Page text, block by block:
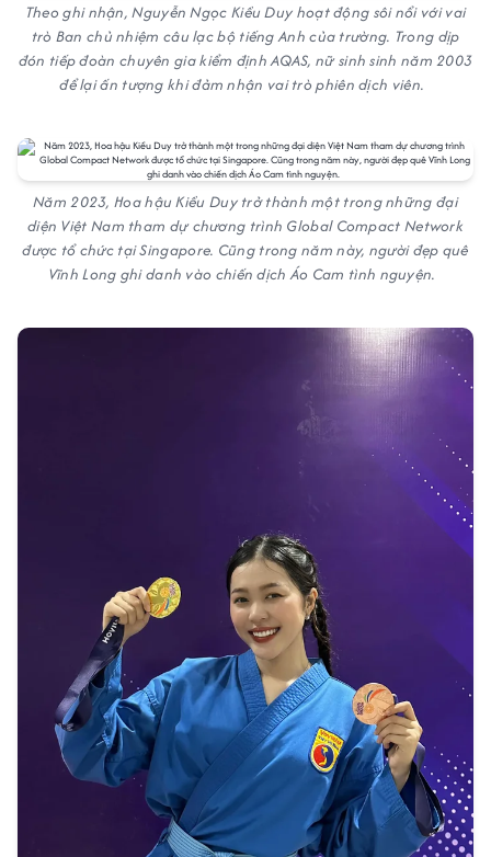
Theo ghi nhận, Nguyễn Ngọc Kiều Duy hoạt động sôi nổi với vai
trò Ban chủ nhiệm câu lạc bộ tiếng Anh của trường. Trong dịp
đón tiếp đoàn chuyên gia kiểm định AQAS, nữ sinh sinh năm 2003
để lại ấn tượng khi đảm nhận vai trò phiên dịch viên.
Năm 2023, Hoa hậu Kiều Duy trở thành một trong những đại
diện Việt Nam tham dự chương trình Global Compact Network
được tổ chức tại Singapore. Cũng trong năm này, người đẹp quê
Vĩnh Long ghi danh vào chiến dịch Áo Cam tình nguyện.